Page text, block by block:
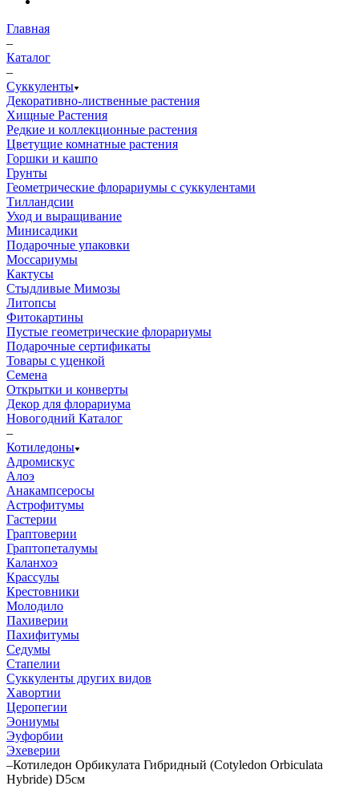
Главная
–
Каталог
–
Суккуленты
Декоративно-лиственные растения
Хищные Растения
Редкие и коллекционные растения
Цветущие комнатные растения
Горшки и кашпо
Грунты
Геометрические флорариумы с суккулентами
Тилландсии
Уход и выращивание
Минисадики
Подарочные упаковки
Моссариумы
Кактусы
Стыдливые Мимозы
Литопсы
Фитокартины
Пустые геометрические флорариумы
Подарочные сертификаты
Товары с уценкой
Семена
Открытки и конверты
Декор для флорариума
Новогодний Каталог
–
Котиледоны
Адромискус
Алоэ
Анакампсеросы
Астрофитумы
Гастерии
Граптоверии
Граптопеталумы
Каланхоэ
Крассулы
Крестовники
Молодило
Пахиверии
Пахифитумы
Седумы
Стапелии
Суккуленты других видов
Хавортии
Церопегии
Эониумы
Эуфорбии
Эхеверии
–Котиледон Орбикулата Гибридный (Cotyledon Orbiculata
Hybride) D5см